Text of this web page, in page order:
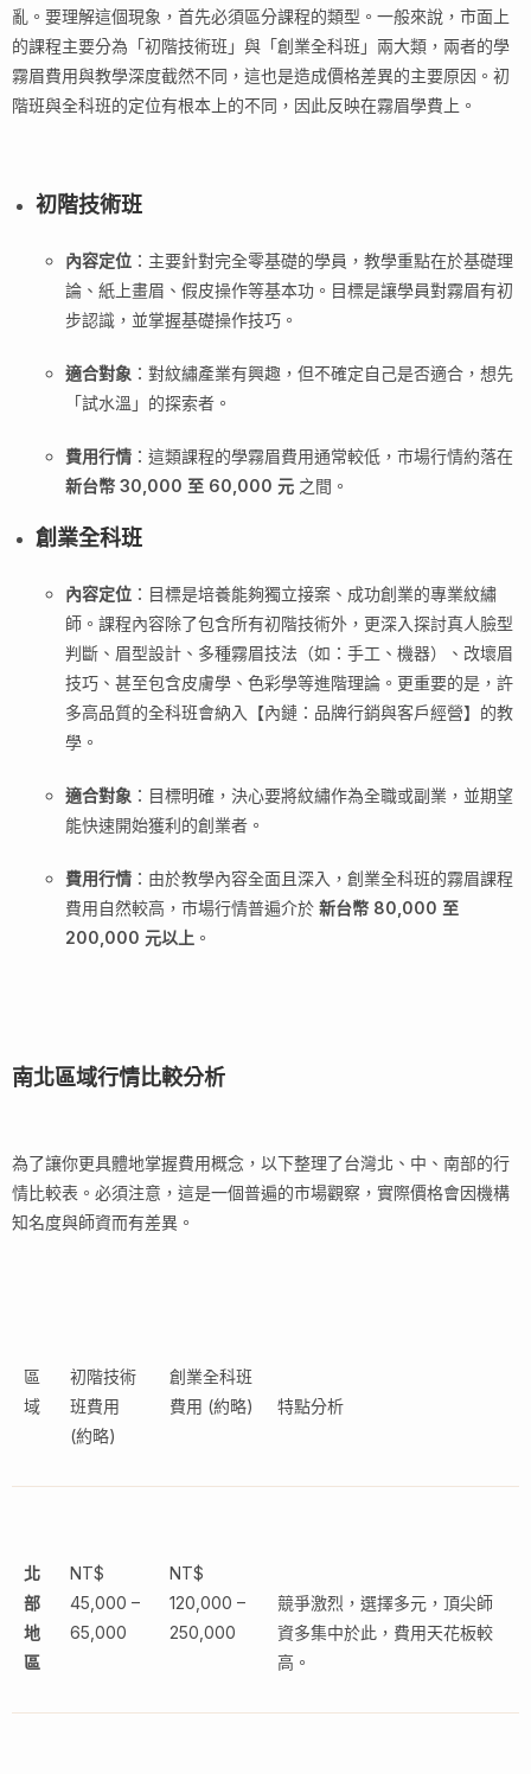
亂。要理解這個現象，首先必須區分課程的類型。一般來說，市面上
的課程主要分為「初階技術班」與「創業全科班」兩大類，兩者的學
霧眉費用與教學深度截然不同，這也是造成價格差異的主要原因。初
階班與全科班的定位有根本上的不同，因此反映在霧眉學費上。
初階技術班
內容定位 ：主要針對完全零基礎的學員，教學重點在於基礎理
論、紙上畫眉、假皮操作等基本功。目標是讓學員對霧眉有初
步認識，並掌握基礎操作技巧。
適合對象 ：對紋繡產業有興趣，但不確定自己是否適合，想先
「試水溫」的探索者。
費用行情 ：這類課程的學霧眉費用通常較低，市場行情約落在
新台幣 30,000 至 60,000 元 之間。
創業全科班
內容定位 ：目標是培養能夠獨立接案、成功創業的專業紋繡
師。課程內容除了包含所有初階技術外，更深入探討真人臉型
判斷、眉型設計、多種霧眉技法（如：手工、機器）、改壞眉
技巧、甚至包含皮膚學、色彩學等進階理論。更重要的是，許
多高品質的全科班會納入【內鏈：品牌行銷與客戶經營】的教
學。
適合對象 ：目標明確，決心要將紋繡作為全職或副業，並期望
能快速開始獲利的創業者。
費用行情 ：由於教學內容全面且深入，創業全科班的霧眉課程
費用自然較高，市場行情普遍介於 新台幣 80,000 至
200,000 元以上 。
南北區域行情比較分析
為了讓你更具體地掌握費用概念，以下整理了台灣北、中、南部的行
情比較表。必須注意，這是一個普遍的市場觀察，實際價格會因機構
知名度與師資而有差異。
區
域
初階技術
班費用
(約略)
創業全科班
費用 (約略)
特點分析
北
部
地
區
NT$
45,000 –
65,000
NT$
120,000 –
250,000
競爭激烈，選擇多元，頂尖師
資多集中於此，費用天花板較
高。